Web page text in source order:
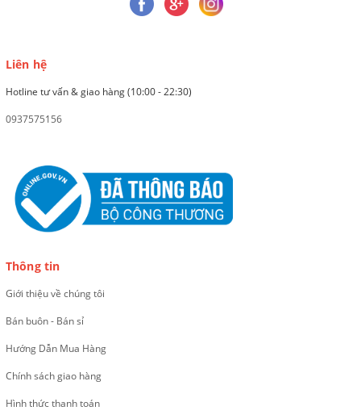
Liên hệ
Hotline tư vấn & giao hàng (10:00 - 22:30)
0937575156
Thông tin
Giới thiệu về chúng tôi
Bán buôn - Bán sỉ
Hướng Dẫn Mua Hàng
Chính sách giao hàng
Hình thức thanh toán